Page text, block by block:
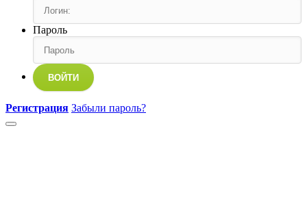
Пароль
ВОЙТИ
Регистрация Забыли пароль?